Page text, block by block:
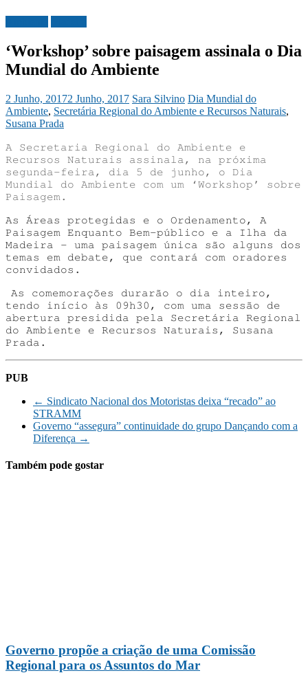
‘Workshop’ sobre paisagem assinala o Dia
Mundial do Ambiente
2 Junho, 20172 Junho, 2017 Sara Silvino Dia Mundial do
Ambiente, Secretária Regional do Ambiente e Recursos Naturais,
Susana Prada
A Secretaria Regional do Ambiente e
Recursos Naturais assinala, na próxima
segunda-feira, dia 5 de junho, o Dia
Mundial do Ambiente com um ‘Workshop’ sobre
Paisagem.
As Áreas protegidas e o Ordenamento, A
Paisagem Enquanto Bem-público e a Ilha da
Madeira – uma paisagem única são alguns dos
temas em debate, que contará com oradores
convidados.
As comemorações durarão o dia inteiro,
tendo início às 09h30, com uma sessão de
abertura presidida pela Secretária Regional
do Ambiente e Recursos Naturais, Susana
Prada.
PUB
← Sindicato Nacional dos Motoristas deixa “recado” ao
STRAMM
Governo “assegura” continuidade do grupo Dançando com a
Diferença →
Também pode gostar
Governo propõe a criação de uma Comissão
Regional para os Assuntos do Mar